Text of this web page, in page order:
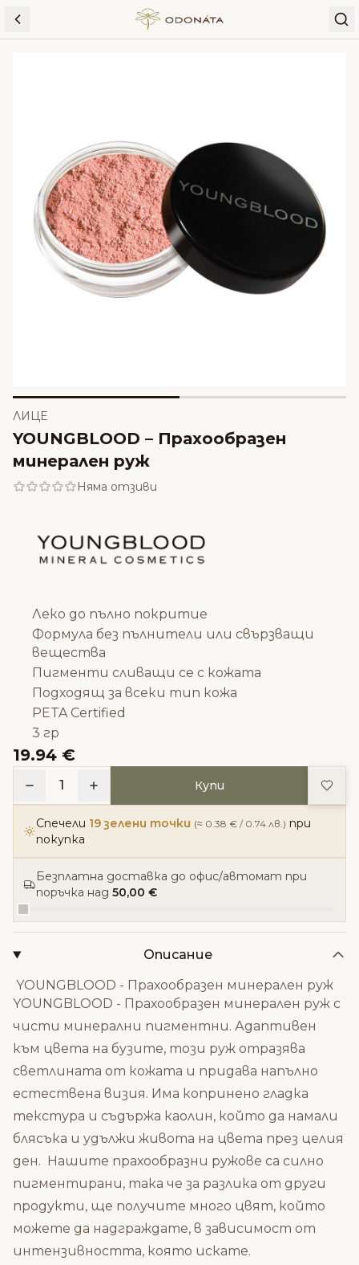
Skip to content
ЛИЦЕ
YOUNGBLOOD – Прахообразен
минерален руж
Няма отзиви
Леко до пълно покритие
Формула без пълнители или свързващи
вещества
Пигменти сливащи се с кожата
Подходящ за всеки тип кожа
PETA Certified
3 гр
19.94 €
1 Купи
Спечели 19 зелени точки (≈ 0.38 € / 0.74 лв.) при
покупка
Безплатна доставка до офис/автомат при
поръчка над 50,00 €
Описание
YOUNGBLOOD - Прахообразен минерален руж
YOUNGBLOOD - Прахообразен минерален руж с
чисти минерални пигментни. Адаптивен
към цвета на бузите, този руж отразява
светлината от кожата и придава напълно
естествена визия. Има копринено гладка
текстура и съдържа каолин, който да намали
блясъка и удължи живота на цвета през целия
ден. Нашите прахообразни ружове са силно
пигментирани, така че за разлика от други
продукти, ще получите много цвят, който
можете да надграждате, в зависимост от
интензивността, която искате.